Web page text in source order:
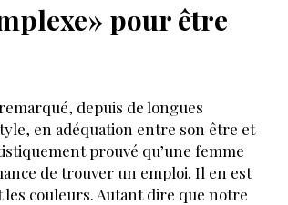
pour être
depuis de longues
en adéquation entre son être et
prouvé qu’une femme
de trouver un emploi. Il en est
couleurs. Autant dire que notre